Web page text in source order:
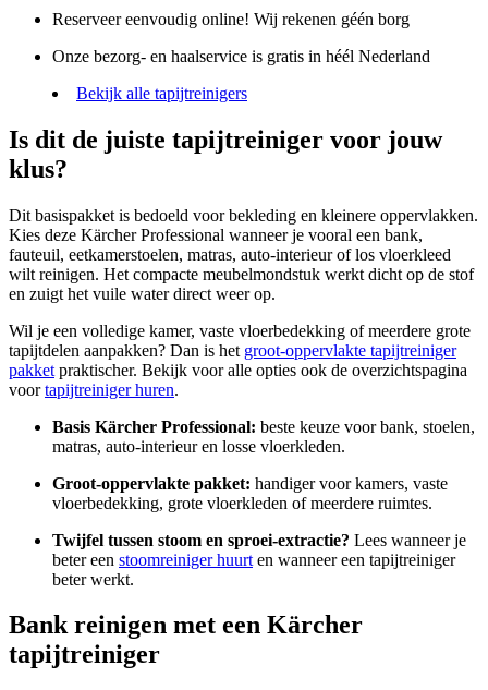
Reserveer eenvoudig online! Wij rekenen géén borg
Onze bezorg- en haalservice is gratis in héél Nederland
Bekijk alle tapijtreinigers
Is dit de juiste tapijtreiniger voor jouw
klus?
Dit basispakket is bedoeld voor bekleding en kleinere oppervlakken.
Kies deze Kärcher Professional wanneer je vooral een bank,
fauteuil, eetkamerstoelen, matras, auto-interieur of los vloerkleed
wilt reinigen. Het compacte meubelmondstuk werkt dicht op de stof
en zuigt het vuile water direct weer op.
Wil je een volledige kamer, vaste vloerbedekking of meerdere grote
tapijtdelen aanpakken? Dan is het groot-oppervlakte tapijtreiniger
pakket praktischer. Bekijk voor alle opties ook de overzichtspagina
voortapijtreiniger huren.
Basis Kärcher Professional: beste keuze voor bank, stoelen,
matras, auto-interieur en losse vloerkleden.
Groot-oppervlakte pakket: handiger voor kamers, vaste
vloerbedekking, grote vloerkleden of meerdere ruimtes.
Twijfel tussen stoom en sproei-extractie? Lees wanneer je
beter een stoomreiniger huurt en wanneer een tapijtreiniger
beter werkt.
Bank reinigen met een Kärcher
tapijtreiniger